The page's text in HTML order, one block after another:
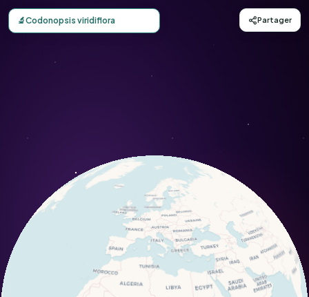
Carte d'observation du Codonopsis viridiflora
🔬Codonopsis viridiflora Partager